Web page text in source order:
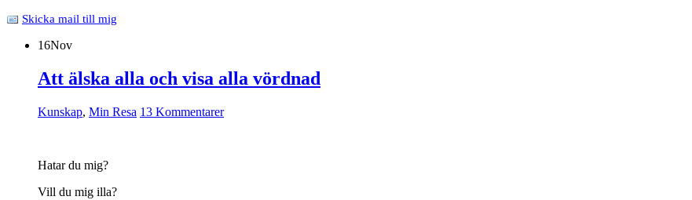
Skicka mail till mig
16Nov
Att älska alla och visa alla vördnad
Kunskap, Min Resa 13 Kommentarer
Hatar du mig?
Vill du mig illa?